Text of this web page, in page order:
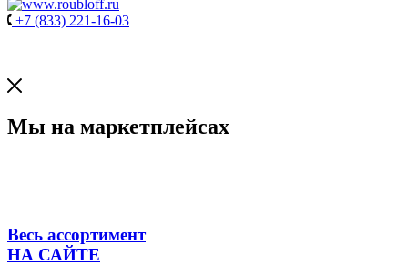
+7 (833) 221-16-03
Мы на маркетплейсах
Весь ассортимент
НА САЙТЕ